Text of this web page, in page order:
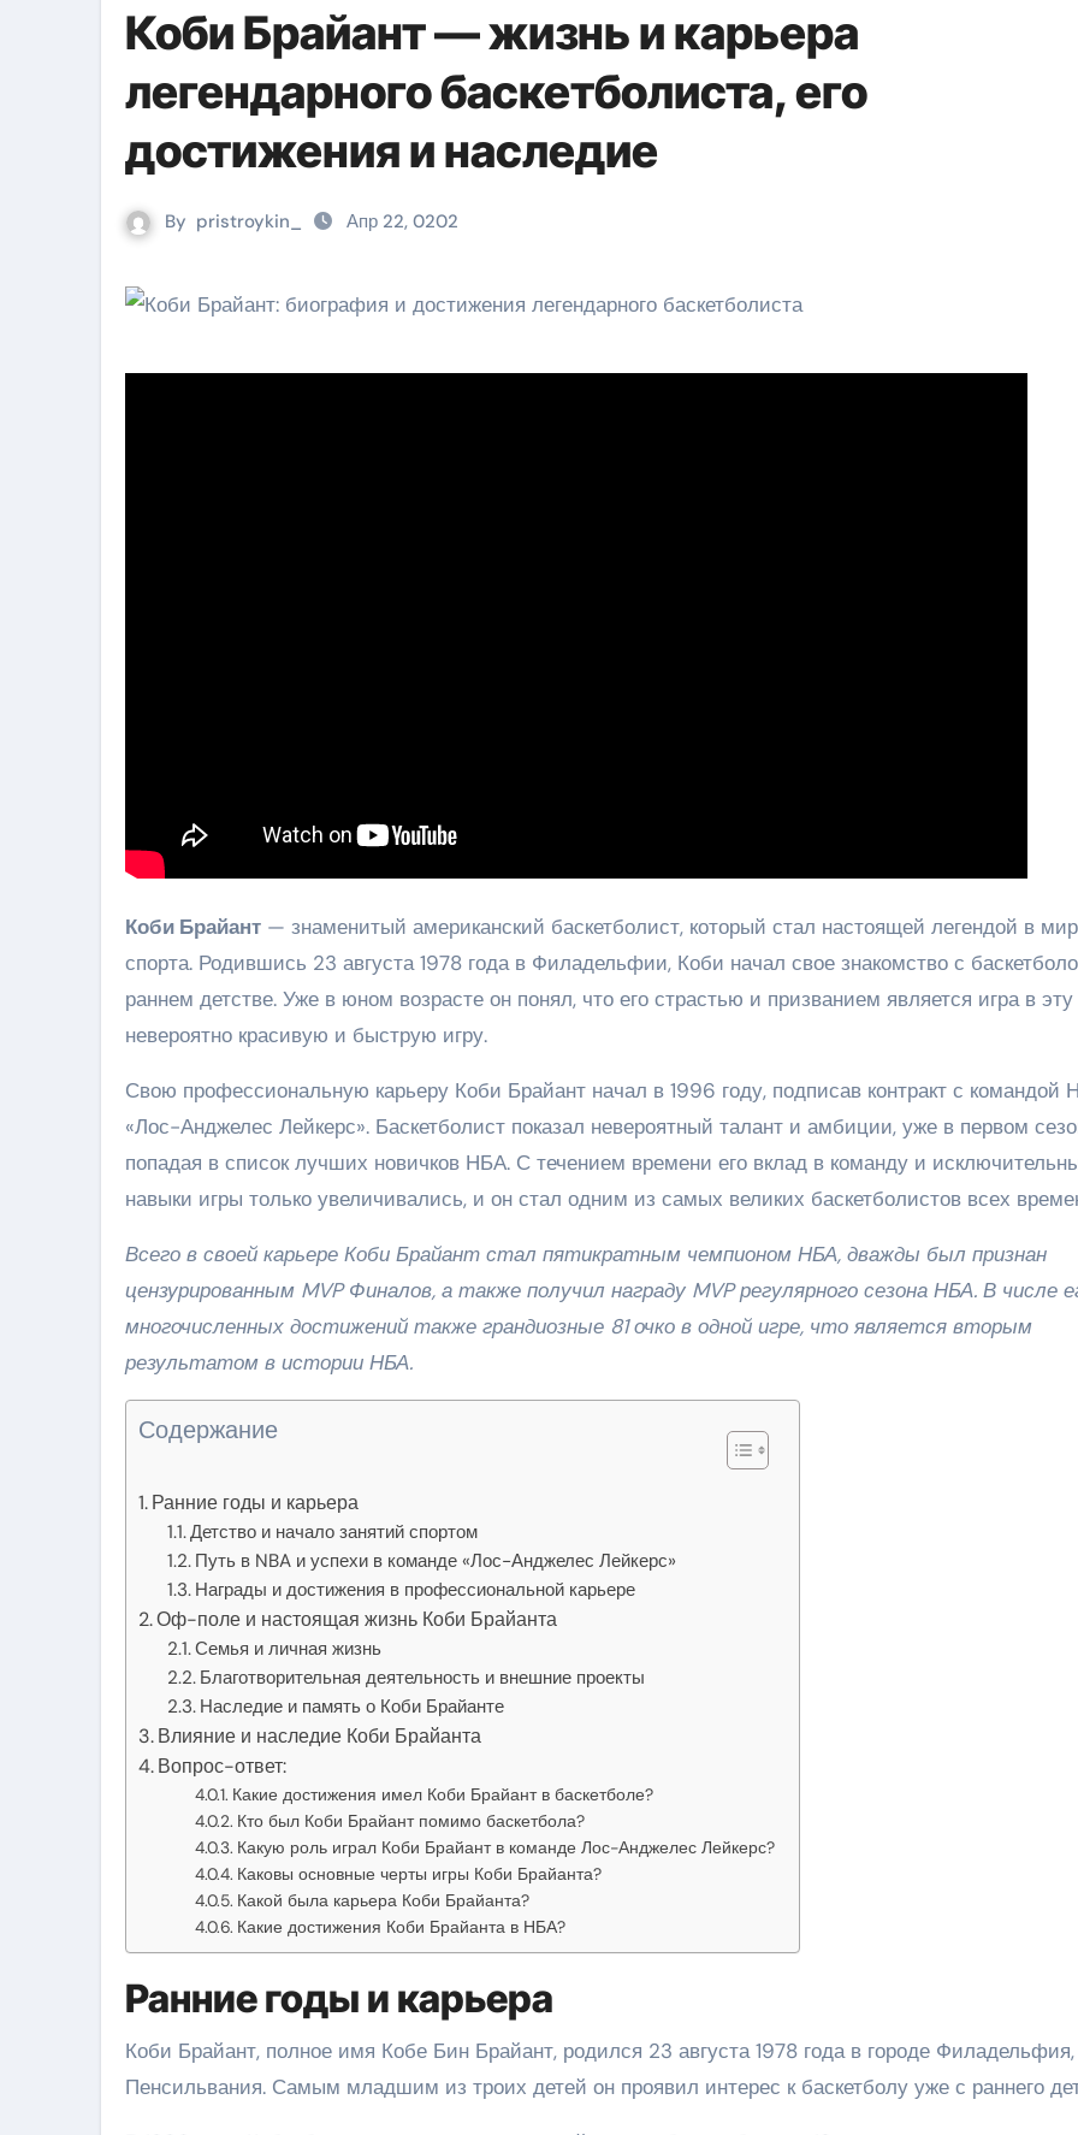
Коби Брайант — жизнь и карьера
легендарного баскетболиста, его
достижения и наследие
By pristroykin_ Апр 22, 0202
Коби Брайант — знаменитый американский баскетболист, который стал настоящей легендой в
спорта. Родившись 23 августа 1978 года в Филадельфии, Коби начал свое знакомство с
раннем детстве. Уже в юном возрасте он понял, что его страстью и призванием является игра в эту
невероятно красивую и быструю игру.
Свою профессиональную карьеру Коби Брайант начал в 1996 году, подписав контракт с командой
«Лос-Анджелес Лейкерс». Баскетболист показал невероятный талант и амбиции, уже в первом
попадая в список лучших новичков НБА. С течением времени его вклад в команду и
навыки игры только увеличивались, и он стал одним из самых великих баскетболистов всех
Всего в своей карьере Коби Брайант стал пятикратным чемпионом НБА, дважды был признан
цензурированным MVP Финалов, а также получил награду MVP регулярного сезона НБА. В числе
многочисленных достижений также грандиозные 81 очко в одной игре, что является вторым
результатом в истории НБА.
Содержание
Ранние годы и карьера
Детство и начало занятий спортом
Путь в NBA и успехи в команде «Лос-Анджелес Лейкерс»
Награды и достижения в профессиональной карьере
Оф-поле и настоящая жизнь Коби Брайанта
Семья и личная жизнь
Благотворительная деятельность и внешние проекты
Наследие и память о Коби Брайанте
Влияние и наследие Коби Брайанта
Вопрос-ответ:
Какие достижения имел Коби Брайант в баскетболе?
Кто был Коби Брайант помимо баскетбола?
Какую роль играл Коби Брайант в команде Лос-Анджелес Лейкерс?
Каковы основные черты игры Коби Брайанта?
Какой была карьера Коби Брайанта?
Какие достижения Коби Брайанта в НБА?
Ранние годы и карьера
Коби Брайант, полное имя Кобе Бин Брайант, родился 23 августа 1978 года в городе
Пенсильвания. Самым младшим из троих детей он проявил интерес к баскетболу уже с раннего